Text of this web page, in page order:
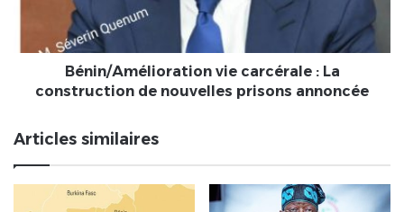
prisons
Bénin/Amélioration vie carcérale : La
construction de nouvelles prisons annoncée
Articles similaires